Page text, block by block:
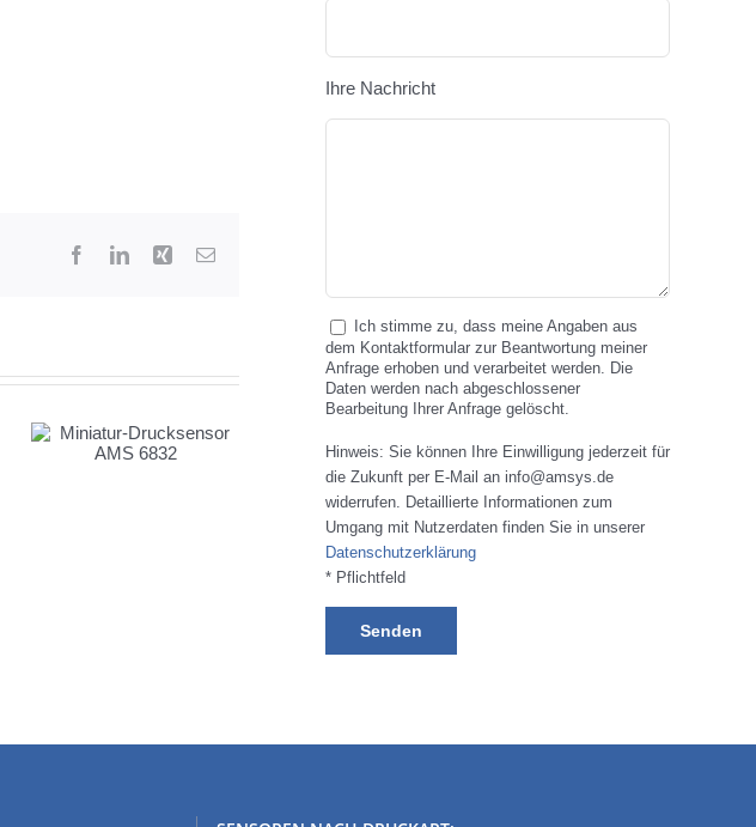
FacebookLinkedIn
Xing E-
Ihre Nachricht
Ich stimme zu, dass meine Angaben aus
dem Kontaktformular zur Beantwortung meiner
Anfrage erhoben und verarbeitet werden. Die
Daten werden nach abgeschlossener
Bearbeitung Ihrer Anfrage gelöscht.
Hinweis: Sie können Ihre Einwilligung jederzeit für
die Zukunft per E-Mail an info@amsys.de
widerrufen. Detaillierte Informationen zum
Umgang mit Nutzerdaten finden Sie in unserer
Datenschutzerklärung
* Pflichtfeld